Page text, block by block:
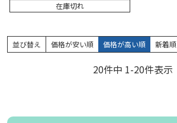
在庫切れ
並び替え 価格が安い順 価格が高い順 新着順
20件中 1-20件表示